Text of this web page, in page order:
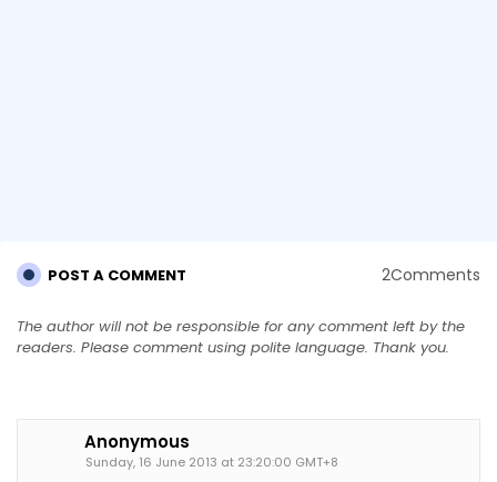
POST A COMMENT 2Comments
The author will not be responsible for any comment left by the
readers. Please comment using polite language. Thank you.
Anonymous
Sunday, 16 June 2013 at 23:20:00 GMT+8